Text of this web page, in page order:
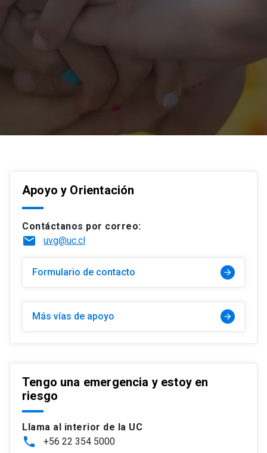
Apoyo y Orientación
Contáctanos por correo:
email uvg@uc.cl
Formulario de contacto arrow_forward
Más vías de apoyo arrow_forward
Tengo una emergencia y estoy en
riesgo
Llama al interior de la UC
phone +56 22 354 5000